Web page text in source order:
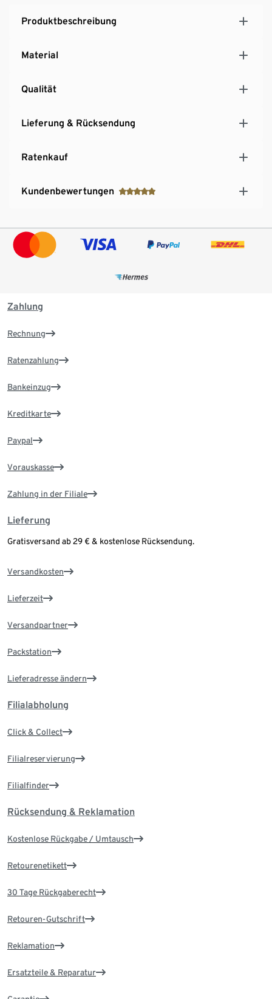
Produktbeschreibung
Material
Qualität
Lieferung & Rücksendung
Ratenkauf
Kundenbewertungen
Zahlung
Rechnung
Ratenzahlung
Bankeinzug
Kreditkarte
Paypal
Vorauskasse
Zahlung in der Filiale
Lieferung
Gratisversand ab 29 € & kostenlose Rücksendung.
Versandkosten
Lieferzeit
Versandpartner
Packstation
Lieferadresse ändern
Filialabholung
Click & Collect
Filialreservierung
Filialfinder
Rücksendung & Reklamation
Kostenlose Rückgabe / Umtausch
Retourenetikett
30 Tage Rückgaberecht
Retouren-Gutschrift
Reklamation
Ersatzteile & Reparatur